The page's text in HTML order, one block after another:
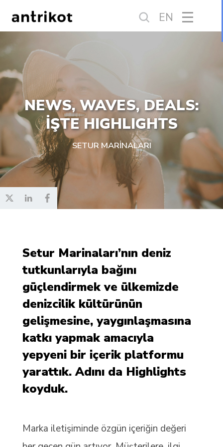
EN
NEWS, WAVES, DEALS:
İŞTE HIGHLIGHTS
SETUR MARİNALARI
Setur Marinaları’nın deniz
tutkunlarıyla bağını
güçlendirmek ve ülkemizde
denizcilik kültürünün
gelişmesine, yaygınlaşmasına
katkı yapmak amacıyla
yepyeni bir içerik platformu
yarattık. Adını da Highlights
koyduk.
Marka iletişiminde özgün içeriğin değeri